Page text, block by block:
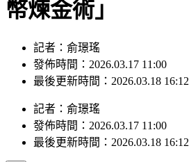
幣煉金術」
記者：俞璟瑤
發佈時間：2026.03.17 11:00
最後更新時間：2026.03.18 16:12
記者 ： 俞璟瑤
發佈時間： 2026.03.17 11:00
最後更新時間： 2026.03.18 16:12